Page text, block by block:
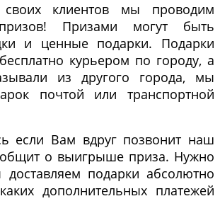
клиентов мы проводим
Призами могут быть
и ценные подарки. Подарки
курьером по городу, а
из другого города, мы
почтой или транспортной
если Вам вдруг позвонит наш
о выигрыше приза. Нужно
подарки абсолютно
дополнительных платежей